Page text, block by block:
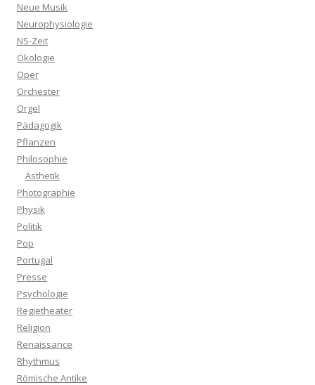
Neue Musik
Neurophysiologie
NS-Zeit
Ökologie
Oper
Orchester
Orgel
Pädagogik
Pflanzen
Philosophie
Ästhetik
Photographie
Physik
Politik
Pop
Portugal
Presse
Psychologie
Regietheater
Religion
Renaissance
Rhythmus
Römische Antike